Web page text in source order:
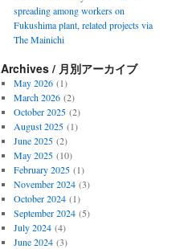
spreading among workers on
Fukushima plant, related projects via
The Mainichi
Archives / 月別アーカイブ
May 2026(1)
March 2026(2)
October 2025(2)
August 2025(1)
June 2025(2)
May 2025(10)
February 2025(1)
November 2024(3)
October 2024(1)
September 2024(5)
July 2024(4)
June 2024(3)